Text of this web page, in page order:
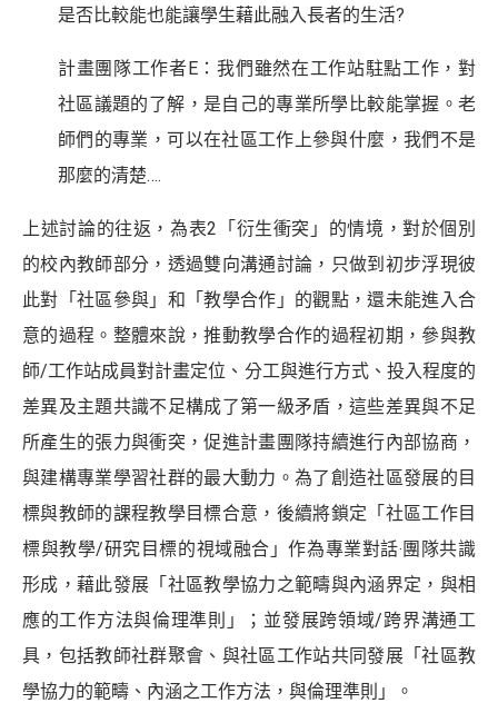
是否比較能也能讓學生藉此融入長者的生活?
計畫團隊工作者E：我們雖然在工作站駐點工作，對
社區議題的了解，是自己的專業所學比較能掌握。老
師們的專業，可以在社區工作上參與什麼，我們不是
那麼的清楚….
上述討論的往返，為表2「衍生衝突」的情境，對於個別
的校內教師部分，透過雙向溝通討論，只做到初步浮現彼
此對「社區參與」和「教學合作」的觀點，還未能進入合
意的過程。整體來說，推動教學合作的過程初期，參與教
師/工作站成員對計畫定位、分工與進行方式、投入程度的
差異及主題共識不足構成了第一級矛盾，這些差異與不足
所產生的張力與衝突，促進計畫團隊持續進行內部協商，
與建構專業學習社群的最大動力。為了創造社區發展的目
標與教師的課程教學目標合意，後續將鎖定「社區工作目
標與教學/研究目標的視域融合」作為專業對話‧團隊共識
形成，藉此發展「社區教學協力之範疇與內涵界定，與相
應的工作方法與倫理準則」；並發展跨領域/跨界溝通工
具，包括教師社群聚會、與社區工作站共同發展「社區教
學協力的範疇、內涵之工作方法，與倫理準則」。